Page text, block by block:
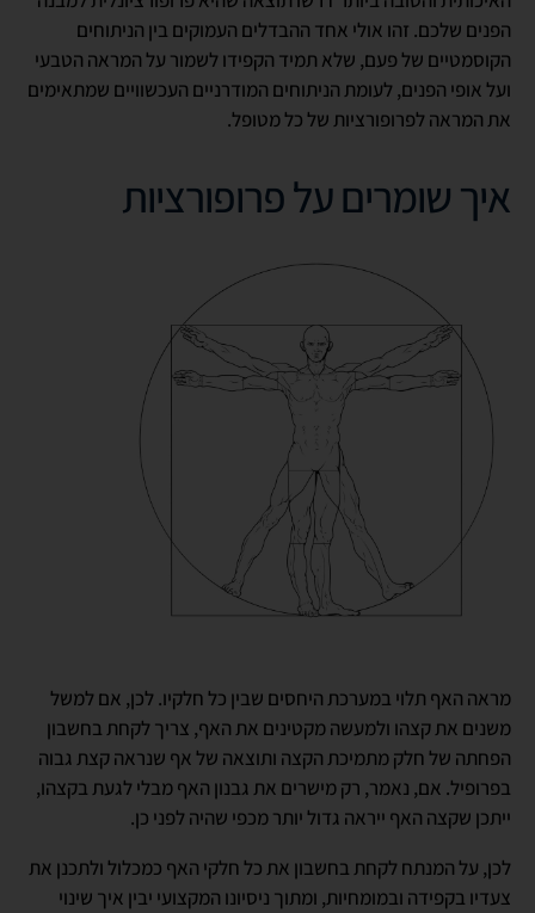
הפנים שלכם. זהו אולי אחד ההבדלים העמוקים בין הניתוחים
הקוסמטיים של פעם, שלא תמיד הקפידו לשמור על המראה הטבעי
ועל אופי הפנים, לעומת הניתוחים המודרניים העכשוויים שמתאימים
את המראה לפרופורציות של כל מטופל.
איך שומרים על פרופורציות
מראה האף תלוי במערכת היחסים שבין כל חלקיו. לכן, אם למשל
משנים את קצהו ולמעשה מקטינים את האף, צריך לקחת בחשבון
הפחתה של חלק מתמיכת הקצה ותוצאה של אף שנראה קצת גבוה
בפרופיל. אם, נאמר, רק מישרים את גבנון האף מבלי לגעת בקצהו,
ייתכן שקצה האף ייראה גדול יותר מכפי שהיה לפני כן.
לכן, על המנתח לקחת בחשבון את כל חלקי האף כמכלול ולתכנן את
צעדיו בקפידה ובמומחיות, ומתוך ניסיונו המקצועי יבין איך שינוי